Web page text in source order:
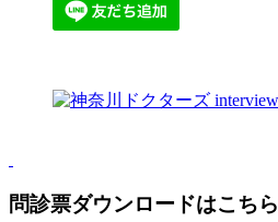
問診票ダウンロードはこちら